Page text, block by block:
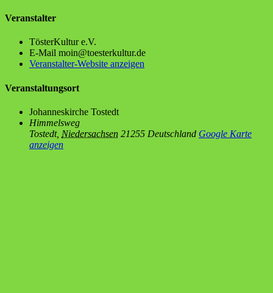
Veranstalter
Tös­ter­Kul­tur e.V.
E-Mail moin@toesterkultur.de
Veranstalter-Website anzeigen
Veranstaltungsort
Johan­nes­kir­che Tostedt
Himmelsweg
Tostedt, Niedersachsen 21255 Deutschland Google Karte
anzeigen